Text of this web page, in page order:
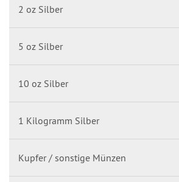
2 oz Silber
5 oz Silber
10 oz Silber
1 Kilogramm Silber
Kupfer / sonstige Münzen